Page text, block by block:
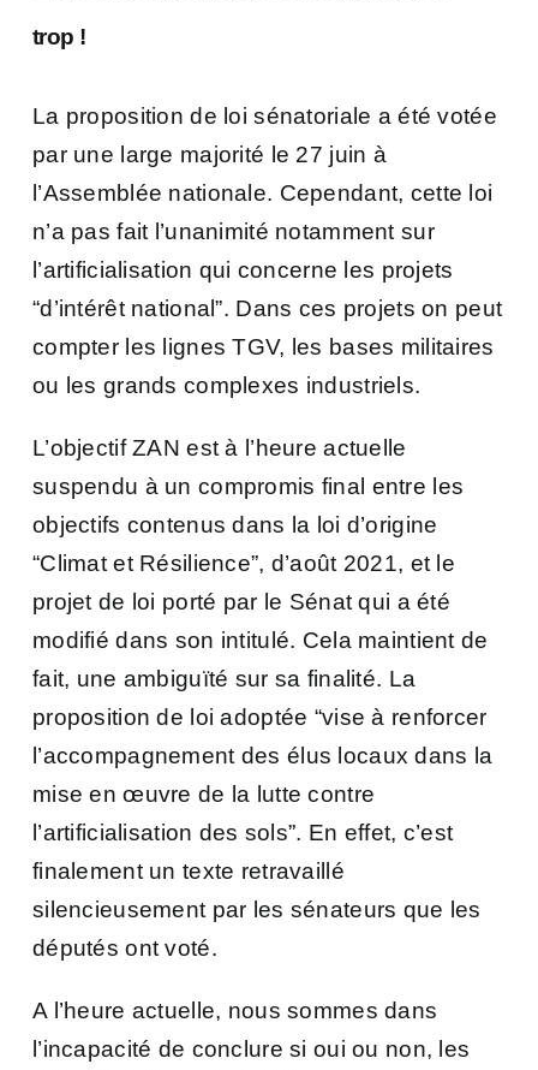
trop !
La proposition de loi sénatoriale a été votée
par une large majorité le 27 juin à
l’Assemblée nationale. Cependant, cette loi
n’a pas fait l’unanimité notamment sur
l’artificialisation qui concerne les projets
“d’intérêt national”. Dans ces projets on peut
compter les lignes TGV, les bases militaires
ou les grands complexes industriels.
L’objectif ZAN est à l’heure actuelle
suspendu à un compromis final entre les
objectifs contenus dans la loi d’origine
“Climat et Résilience”, d’août 2021, et le
projet de loi porté par le Sénat qui a été
modifié dans son intitulé. Cela maintient de
fait, une ambiguïté sur sa finalité. La
proposition de loi adoptée “vise à renforcer
l’accompagnement des élus locaux dans la
mise en œuvre de la lutte contre
l’artificialisation des sols”. En effet, c’est
finalement un texte retravaillé
silencieusement par les sénateurs que les
députés ont voté.
A l’heure actuelle, nous sommes dans
l’incapacité de conclure si oui ou non, les